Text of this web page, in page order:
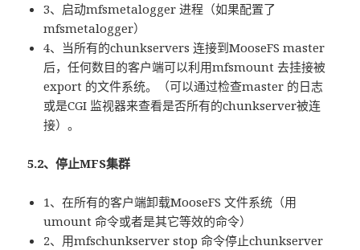
3、启动mfsmetalogger 进程（如果配置了
mfsmetalogger）
4、当所有的chunkservers 连接到MooseFS master
后，任何数目的客户端可以利用mfsmount 去挂接被
export 的文件系统。（可以通过检查master 的日志
或是CGI 监视器来查看是否所有的chunkserver被连
接）。
5.2、停止MFS集群
1、在所有的客户端卸载MooseFS 文件系统（用
umount 命令或者是其它等效的命令）
2、用mfschunkserver stop 命令停止chunkserver